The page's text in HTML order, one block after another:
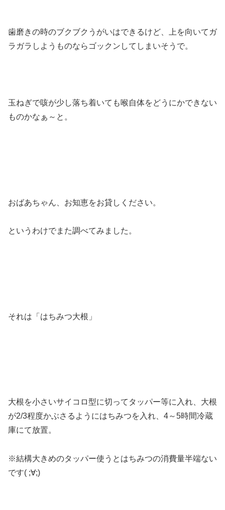
歯磨きの時のブクブクうがいはできるけど、上を向いてガ
ラガラしようものならゴックンしてしまいそうで。
玉ねぎで咳が少し落ち着いても喉自体をどうにかできない
ものかなぁ～と。
おばあちゃん、お知恵をお貸しください。
というわけでまた調べてみました。
それは「はちみつ大根」
大根を小さいサイコロ型に切ってタッパー等に入れ、大根
が2/3程度かぶさるようにはちみつを入れ、4～5時間冷蔵
庫にて放置。
※結構大きめのタッパー使うとはちみつの消費量半端ない
です( ;∀;)